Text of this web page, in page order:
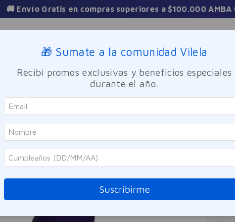
FRAGANCIAS CUIDADO PERSONAL BIENESTAR Y
Baxx Maxx Play
Maxx
Precio sin
🎁 Sumate a la comunidad Vilela
Recibí promos exclusivas y beneficios especiales
durante el año.
Suscribirme